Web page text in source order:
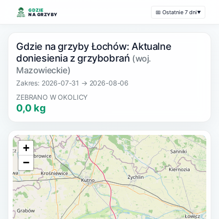
GDZIE
NA GRZYBY
📅 Ostatnie 7 dni▼
Gdzie na grzyby Łochów: Aktualne
doniesienia z grzybobrań (woj.
Mazowieckie)
Zakres: 2026-07-31 → 2026-08-06
ZEBRANO W OKOLICY
0,0 kg
+
−